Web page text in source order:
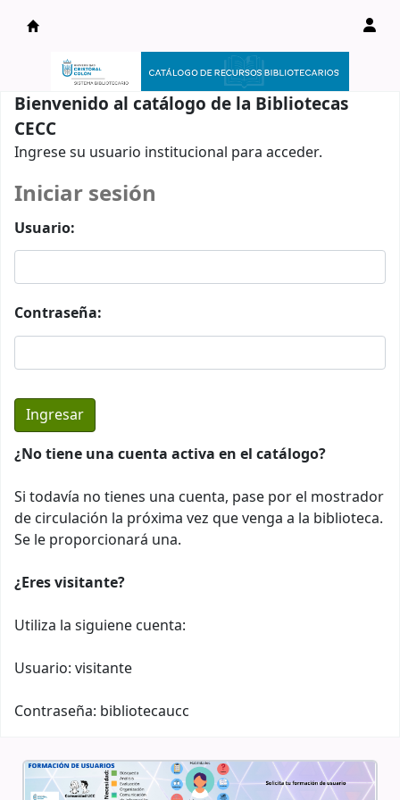
Catálogo en línea
Bienvenido al catálogo de la Bibliotecas
CECC
Ingrese su usuario institucional para acceder.
Iniciar sesión
Usuario:
Contraseña:
¿No tiene una cuenta activa en el catálogo?
Si todavía no tienes una cuenta, pase por el mostrador
de circulación la próxima vez que venga a la biblioteca.
Se le proporcionará una.
¿Eres visitante?
Utiliza la siguiene cuenta:
Usuario: visitante
Contraseña: bibliotecaucc